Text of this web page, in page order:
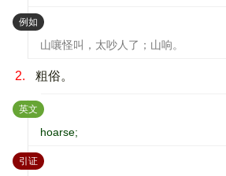
例如 ：
山嚷怪叫，太吵人了；山响。
2. 粗俗。
英文 ：
hoarse;
引证：